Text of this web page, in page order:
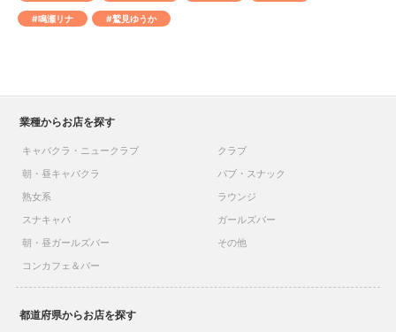
#鳴瀬リナ #鷲見ゆうか
業種からお店を探す
キャバクラ・ニュークラブ
クラブ
朝・昼キャバクラ
パブ・スナック
熟女系
ラウンジ
スナキャバ
ガールズバー
朝・昼ガールズバー
その他
コンカフェ＆バー
都道府県からお店を探す